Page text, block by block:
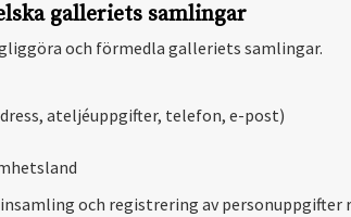
galleriets samlingar
och förmedla galleriets samlingar.
ateljéuppgifter, telefon, e-post)
och registrering av personuppgifter